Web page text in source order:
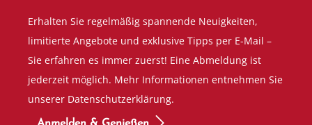
Erhalten Sie regelmäßig spannende Neuigkeiten,
limitierte Angebote und exklusive Tipps per E-Mail –
Sie erfahren es immer zuerst! Eine Abmeldung ist
jederzeit möglich. Mehr Informationen entnehmen Sie
unserer Datenschutzerklärung.